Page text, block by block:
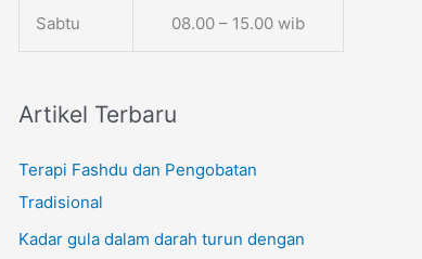
Sabtu 08.00 – 15.00 wib
Artikel Terbaru
Terapi Fashdu dan Pengobatan
Tradisional
Kadar gula dalam darah turun dengan